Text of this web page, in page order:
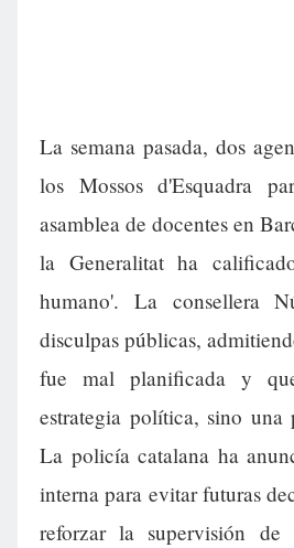
La semana pasada, dos
los Mossos d'Esquadra
asamblea de docentes en
la Generalitat ha
humano'. La consellera
disculpas públicas,
fue mal planificada y
estrategia política, sino una
La policía catalana ha
interna para evitar futuras
reforzar la supervisión de